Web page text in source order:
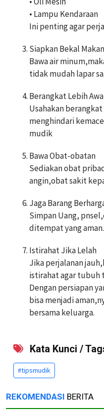
• Lampu Kendaraan
Ini penting agar
Siapkan Bekal
Bawa air
tidak mudah lapar
Berangkat Lebih
Usahakan
menghindari
mudik
Bawa Obat-obatan
Sediakan obat
angin,obat sakit
Jaga Barang
Simpan Uang,
ditempat yang aman.
Istirahat Jika Lelah
Jika perjalanan
istirahat agar tubuh
Dengan persiapan
bisa menjadi
bersama keluarga.
Kata Kunci /
#tipsmudik
REKOMENDASI BERITA